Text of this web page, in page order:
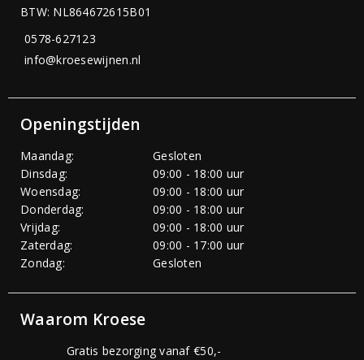
BTW: NL864672615B01
0578-627123
info@kroesewijnen.nl
Openingstijden
Maandag:
Gesloten
Dinsdag:
09:00 - 18:00 uur
Woensdag:
09:00 - 18:00 uur
Donderdag:
09:00 - 18:00 uur
Vrijdag:
09:00 - 18:00 uur
Zaterdag:
09:00 - 17:00 uur
Zondag:
Gesloten
Waarom Kroese
Gratis bezorging vanaf €50,-